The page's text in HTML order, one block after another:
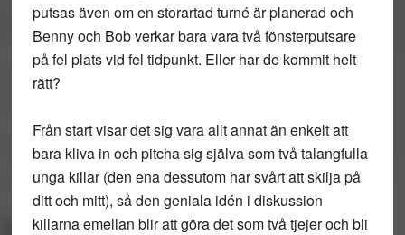
putsas även om en storartad turné är planerad och
Benny och Bob verkar bara vara två fönsterputsare
på fel plats vid fel tidpunkt. Eller har de kommit helt
rätt?
Från start visar det sig vara allt annat än enkelt att
bara kliva in och pitcha sig själva som två talangfulla
unga killar (den ena dessutom har svårt att skilja på
ditt och mitt), så den geniala idén i diskussion
killarna emellan blir att göra det som två tjejer och bli